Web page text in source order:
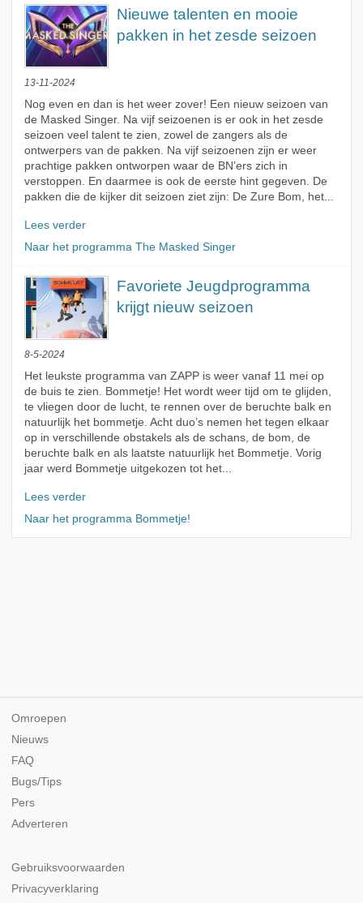
Nieuwe talenten en mooie
pakken in het zesde seizoen
13-11-2024
Nog even en dan is het weer zover! Een nieuw seizoen van
de Masked Singer. Na vijf seizoenen is er ook in het zesde
seizoen veel talent te zien, zowel de zangers als de
ontwerpers van de pakken. Na vijf seizoenen zijn er weer
prachtige pakken ontworpen waar de BN’ers zich in
verstoppen. En daarmee is ook de eerste hint gegeven. De
pakken die de kijker dit seizoen ziet zijn: De Zure Bom, het...
Lees verder
Naar het programma The Masked Singer
Favoriete Jeugdprogramma
krijgt nieuw seizoen
8-5-2024
Het leukste programma van ZAPP is weer vanaf 11 mei op
de buis te zien. Bommetje! Het wordt weer tijd om te glijden,
te vliegen door de lucht, te rennen over de beruchte balk en
natuurlijk het bommetje. Acht duo’s nemen het tegen elkaar
op in verschillende obstakels als de schans, de bom, de
beruchte balk en als laatste natuurlijk het Bommetje. Vorig
jaar werd Bommetje uitgekozen tot het...
Lees verder
Naar het programma Bommetje!
Omroepen
Nieuws
FAQ
Bugs/Tips
Pers
Adverteren
Gebruiksvoorwaarden
Privacyverklaring